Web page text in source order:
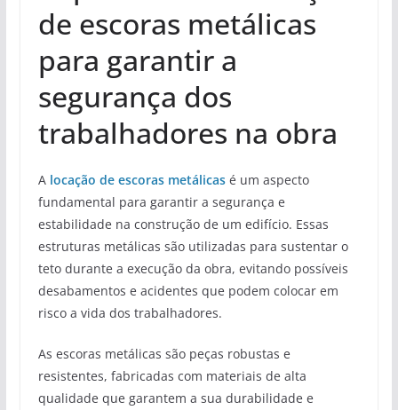
de escoras metálicas
para garantir a
segurança dos
trabalhadores na obra
A locação de escoras metálicasé um aspecto
fundamental para garantir a segurança e
estabilidade na construção de um edifício. Essas
estruturas metálicas são utilizadas para sustentar o
teto durante a execução da obra, evitando possíveis
desabamentos e acidentes que podem colocar em
risco a vida dos trabalhadores.
As escoras metálicas são peças robustas e
resistentes, fabricadas com materiais de alta
qualidade que garantem a sua durabilidade e